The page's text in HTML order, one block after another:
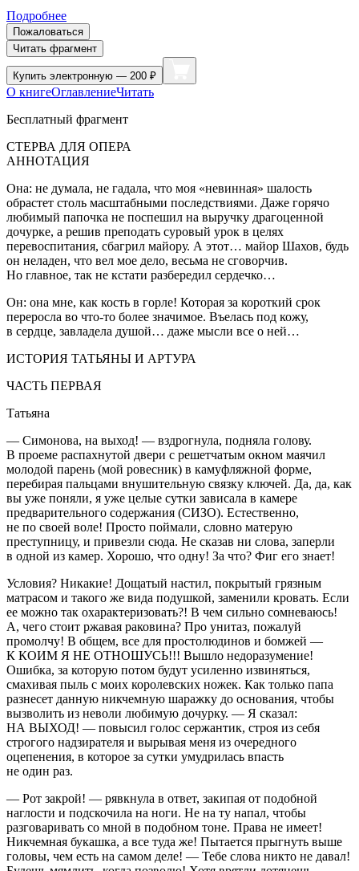
Подробнее
Пожаловаться
Читать фрагмент
Купить электронную — 200 ₽
О книгеОглавлениеЧитать
Бесплатный фрагмент
СТЕРВА ДЛЯ ОПЕРА
АННОТАЦИЯ
Она: не думала, не гадала, что моя «невинная» шалость
обрастет столь масштабными последствиями. Даже горячо
любимый папочка не поспешил на выручку драгоценной
дочурке, а решив преподать суровый урок в целях
перевоспитания, сбагрил майору. А этот… майор Шахов, будь
он неладен, что вел мое дело, весьма не сговорчив.
Но главное, так не кстати разбередил сердечко…
Он: она мне, как кость в горле! Которая за короткий срок
переросла во что-то более значимое. Въелась под кожу,
в сердце, завладела душой… даже мысли все о ней…
ИСТОРИЯ ТАТЬЯНЫ И АРТУРА
ЧАСТЬ ПЕРВАЯ
Татьяна
— Симонова, на выход! — вздрогнула, подняла голову.
В проеме распахнутой двери с решетчатым окном маячил
молодой парень (мой ровесник) в камуфляжной форме,
перебирая пальцами внушительную связку ключей. Да, да, как
вы уже поняли, я уже целые сутки зависала в камере
предварительного содержания (СИЗО). Естественно,
не по своей воле! Просто поймали, словно матерую
преступницу, и привезли сюда. Не сказав ни слова, заперли
в одной из камер. Хорошо, что одну! За что? Фиг его знает!
Условия? Никакие! Дощатый настил, покрытый грязным
матрасом и такого же вида подушкой, заменили кровать. Если
ее можно так охарактеризовать?! В чем сильно сомневаюсь!
А, чего стоит ржавая раковина? Про унитаз, пожалуй
промолчу! В общем, все для простолюдинов и бомжей —
К КОИМ Я НЕ ОТНОШУСЬ!!! Вышло недоразумение!
Ошибка, за которую потом будут усиленно извиняться,
смахивая пыль с моих королевских ножек. Как только папа
разнесет данную никчемную шаражку до основания, чтобы
вызволить из неволи любимую дочурку. — Я сказал:
НА ВЫХОД! — повысил голос сержантик, строя из себя
строгого надзирателя и вырывая меня из очередного
оцепенения, в которое за сутки умудрилась впасть
не один раз.
— Рот закрой! — рявкнула в ответ, закипая от подобной
наглости и подскочила на ноги. Не на ту напал, чтобы
разговаривать со мной в подобном тоне. Права не имеет!
Никчемная букашка, а все туда же! Пытается прыгнуть выше
головы, чем есть на самом деле! — Тебе слова никто не давал!